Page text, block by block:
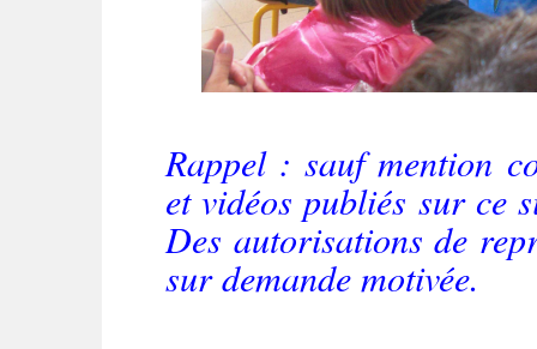
Rappel : sauf mention
et vidéos publiés sur ce
Des autorisations de
sur demande motivée.